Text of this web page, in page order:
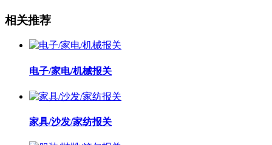
相关推荐
电子/家电/机械报关
家具/沙发/家纺报关